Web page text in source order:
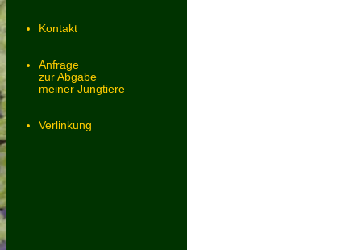
Kontakt
Anfrage
zur Abgabe
meiner Jungtiere
Verlinkung